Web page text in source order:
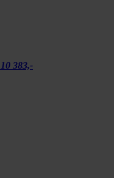
10 383,-